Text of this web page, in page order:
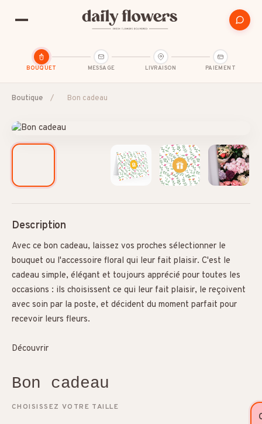
BOUQUET MESSAGE LIVRAISON PAIEMENT
SUGGESTIONS POPULAIRES
Amour et romance Anniversaire
Boutique / Bon cadeau
Description
Avec ce bon cadeau, laissez vos proches sélectionner le
bouquet ou l'accessoire floral qui leur fait plaisir. C'est le
cadeau simple, élégant et toujours apprécié pour toutes les
occasions : ils choisissent ce qui leur fait plaisir, le reçoivent
avec soin par la poste, et décident du moment parfait pour
recevoir leurs fleurs.
Découvrir
Bon cadeau
CHOISISSEZ VOTRE TAILLE